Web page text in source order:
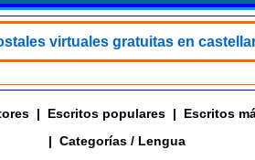
virtuales gratuitas en
| Escritos populares | Escritos
| Categorías / Lengua